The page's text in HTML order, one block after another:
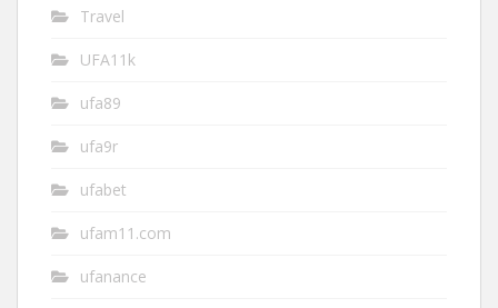
Travel
UFA11k
ufa89
ufa9r
ufabet
ufam11.com
ufanance